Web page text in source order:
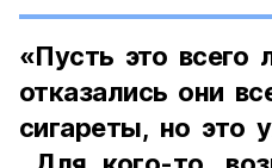
«Пусть это всего
отказались они
сигареты, но это